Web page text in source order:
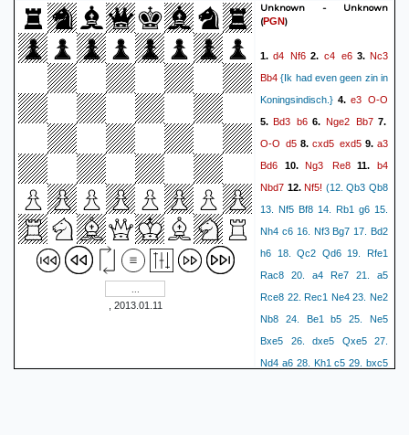
, 2013.01.11
Unknown - Unknown
(PGN)
1.d4 Nf6 2. c4 e63.Nc3
Bb4 {Ik had even geen zin in
Koningsindisch.} 4. e3 O-O
5.Bd3 b6 6. Nge2 Bb77.
O-O d5 8. cxd5 exd5 9. a3
Bd6 10.Ng3 Re811.b4
Nbd7 12.Nf5! (12. Qb3 Qb8
13. Nf5 Bf8 14. Rb1 g6 15.
Nh4 c6 16. Nf3 Bg7 17. Bd2
h6 18. Qc2 Qd6 19. Rfe1
Rac8 20. a4 Re7 21. a5
Rce8 22. Rec1 Ne4 23. Ne2
Nb8 24. Be1 b5 25. Ne5
Bxe5 26. dxe5 Qxe5 27.
Nd4 a6 28. Kh1 c5 29. bxc5